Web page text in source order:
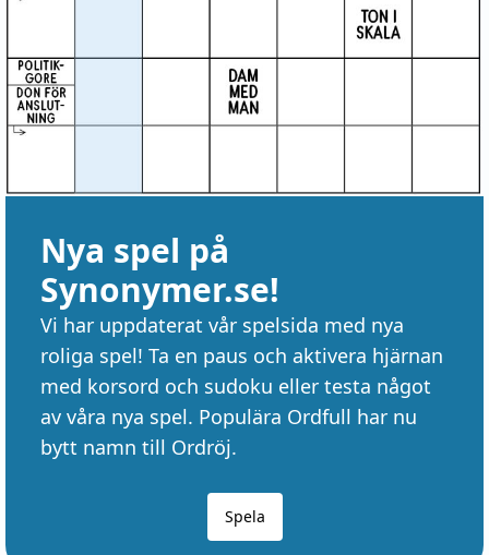
Nya spel på
Synonymer.se!
Vi har uppdaterat vår spelsida med nya
roliga spel! Ta en paus och aktivera hjärnan
med korsord och sudoku eller testa något
av våra nya spel. Populära Ordfull har nu
bytt namn till Ordröj.
Spela